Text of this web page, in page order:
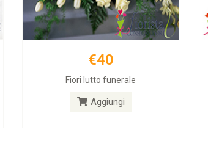
€40
Fiori lutto funerale
Aggiungi